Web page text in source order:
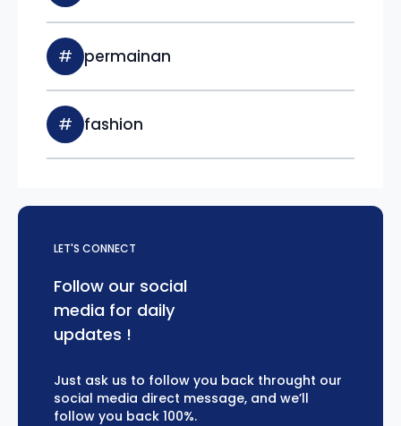
# permainan
# fashion
LET'S CONNECT
Follow our social
media for daily
updates !
Just ask us to follow you back throught our
social media direct message, and we’ll
follow you back 100%.